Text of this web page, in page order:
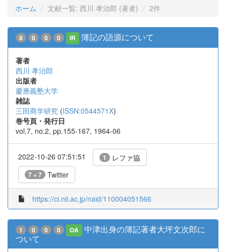
ホーム 文献一覧: 西川 孝治郎 (著者) 2件
8 0 0 0 IR 簿記の語源について
著者
西川 孝治郎
出版者
慶應義塾大学
雑誌
三田商学研究 (ISSN:0544571X)
巻号頁・発行日
vol.7, no.2, pp.155-167, 1964-06
2022-10-26 07:51:51 1 レファ協
7 + 7 Twitter
https://ci.nii.ac.jp/naid/110004051566
1 0 0 0 OA
中津出身の簿記著者大坪文次郎に
ついて